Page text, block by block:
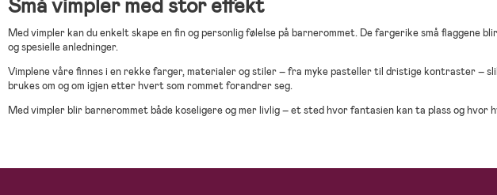
Små vimpler med stor effekt
Med vimpler kan du enkelt skape en fin og personlig følelse på barnerommet. De fargerike små
og spesielle anledninger.
Vimplene våre finnes i en rekke farger, materialer og stiler – fra myke pasteller til dristige kontraster –
brukes om og om igjen etter hvert som rommet forandrer seg.
Med vimpler blir barnerommet både koseligere og mer livlig – et sted hvor fantasien kan ta plass og